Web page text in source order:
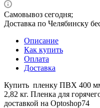
Самовывоз сегодня;
Доставка по Челябинску
Описание
Как купить
Оплата
Доставка
Купить пленку ПВХ 400
2,82 кг. Пленка для
доставкой на Optoshop74